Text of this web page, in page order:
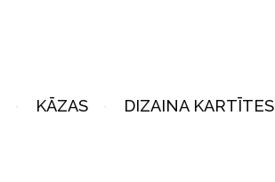
KĀZAS DIZAINA KARTĪTES